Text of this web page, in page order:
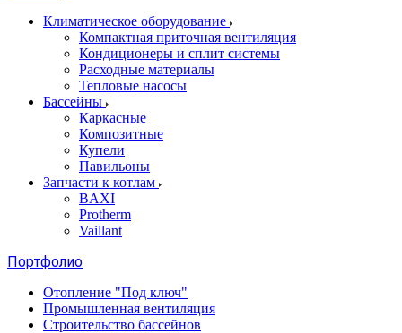
Климатическое оборудование
Компактная приточная вентиляция
Кондиционеры и сплит системы
Расходные материалы
Тепловые насосы
Бассейны
Каркасные
Композитные
Купели
Павильоны
Запчасти к котлам
BAXI
Protherm
Vaillant
Портфолио
Отопление "Под ключ"
Промышленная вентиляция
Строительство бассейнов